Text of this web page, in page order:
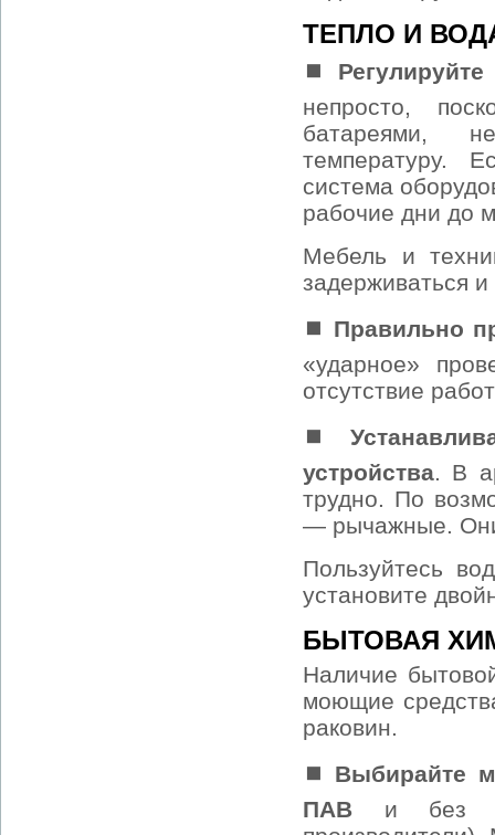
ТЕПЛО И
⏹ Регулируйте
непросто,
батареями,
температуру.
система
рабочие дни до
Мебель и
задерживаться и
⏹ Правильно
«ударное»
отсутствие
⏹
устройства. В
трудно. По
— рычажные. Они
Пользуйтесь
установите
БЫТОВАЯ
Наличие
моющие
раковин.
⏹ Выбирайте
ПАВ и без